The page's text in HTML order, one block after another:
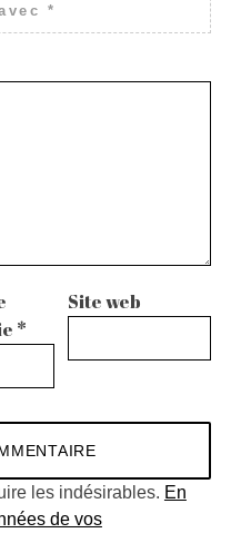
*
*
Site web
les indésirables. En
de vos